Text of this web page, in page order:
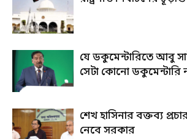
যে ডকুমেন্টারিতে আবু
সেটা কোনো ডকুমেন্টারি
শেখ হাসিনার বক্তব্য
নেবে সরকার